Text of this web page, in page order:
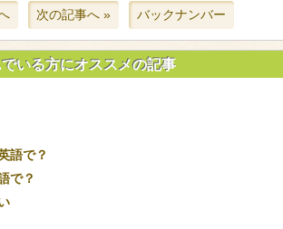
次の記事へ » バックナンバー
いる方にオススメの記事
語で？
で？